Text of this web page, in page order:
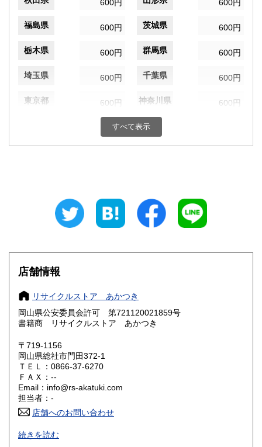
600円 600円
福島県 600円 茨城県 600円
栃木県 600円 群馬県 600円
埼玉県 600円 千葉県 600円
東京都 600円 神奈川県 600円
600円 富山県
静岡県
600円 三重県
滋賀県 600円 京都府 600円
大阪府
奈良県 600円
鳥取県 600円 島根県
岡山県 600円
山口県
香川県
すべて表示
店舗情報
リサイクルストア あかつき
岡山県公安委員会許可 第721120021859号
書籍商 リサイクルストア あかつき
〒719-1156
岡山県総社市門田372-1
ＴＥＬ：0866-37-6270
ＦＡＸ：--
Email：info@rs-akatuki.com
担当者：-
店舗へのお問い合わせ
続きを読む